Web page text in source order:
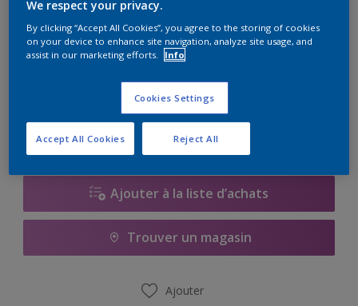
Quantité Calculateur de peinture
Ajouter à la liste d’achats
Trouver un magasin
Ajouter
We respect your privacy.
By clicking “Accept All Cookies”, you agree to the storing of cookies
on your device to enhance site navigation, analyze site usage, and
assist in our marketing efforts.
Info
Cookies Settings
Reject All
Accept All Cookies